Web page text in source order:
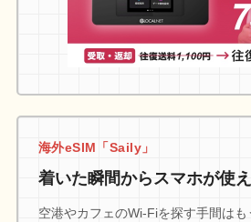
海外eSIM「Saily」
着いた瞬間からスマホが使
空港やカフェのWi-Fiを探す手間は